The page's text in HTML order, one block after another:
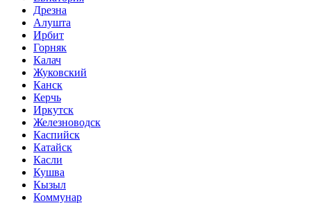
Дрезна
Алушта
Ирбит
Горняк
Калач
Жуковский
Канск
Керчь
Иркутск
Железноводск
Каспийск
Катайск
Касли
Кушва
Кызыл
Коммунар